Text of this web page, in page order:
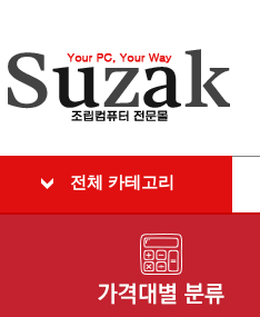
전체 카테고리